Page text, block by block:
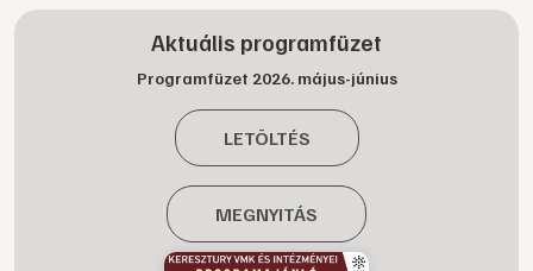
Aktuális programfüzet
Programfüzet 2026. május-június
LETÖLTÉS
MEGNYITÁS